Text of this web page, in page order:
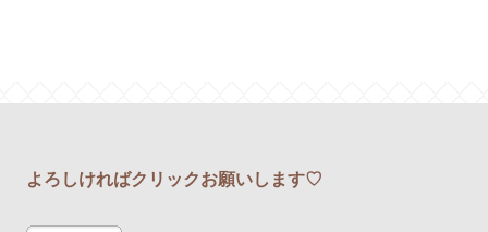
よろしければクリックお願いします♡